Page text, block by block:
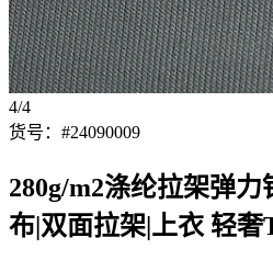
4/4
货号：#24090009
280g/m2涤纶拉架弹
布|双面拉架|上衣 轻